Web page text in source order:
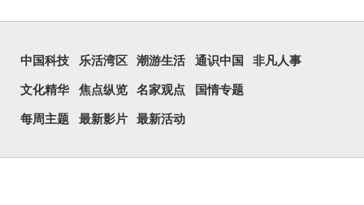
中国科技 乐活湾区 潮游生活 通识中国 非凡人事
文化精华 焦点纵览 名家观点 国情专题
每周主题 最新影片 最新活动